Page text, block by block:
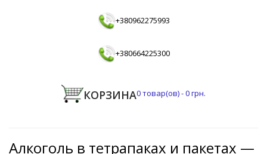
+380962275993
+380664225300
КОРЗИНА0товар(ов) -0 грн.
Алкоголь в тетрапаках и пакетах —